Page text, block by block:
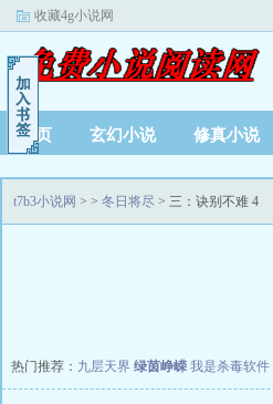
收藏4g小说网
首页 玄幻小说 修真小说
t7b3小说网 > > 冬日将尽 > 三：诀别不难 4
热门推荐： 九层天界 绿茵峥嵘 我是杀毒软件